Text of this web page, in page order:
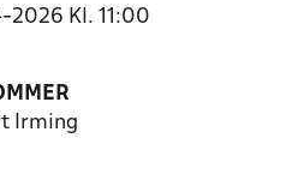
2026 Kl. 11:00
Irming